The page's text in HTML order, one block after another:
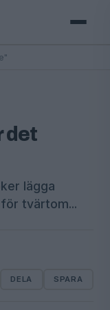
det
lägga
tvärtom...
DELA SPARA